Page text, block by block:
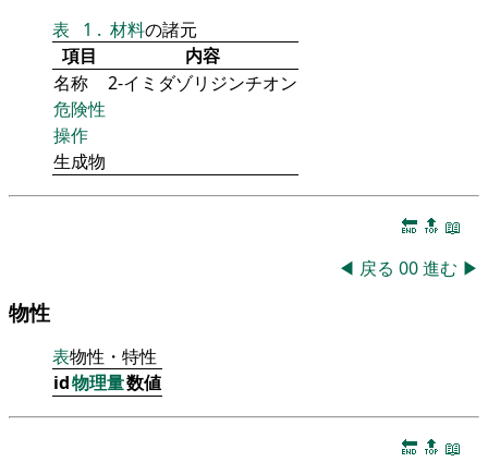
表 1 . 材料の諸元
項目
内容
名称
2-イミダゾリジンチオン
危険性
操作
生成物
🔚 🔝 📖
◀ 戻る 00進む ▶
物性
表物性・特性
id物理量数値
🔚 🔝 📖